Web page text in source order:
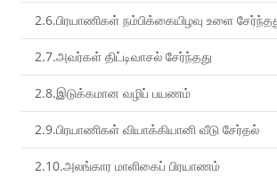
2.6.பிரயாணிகள் நம்பிக்கையிழவு உளை
2.7.அவர்கள் திட்டிவாசல் சேர்ந்தது
2.8.இடுக்கமான வழிப் பயணம்
2.9.பிரயாணிகள் வியாக்கியானி வீடு சேர்தல்
2.10.அலங்கார மாளிகைப் பிரயாணம்